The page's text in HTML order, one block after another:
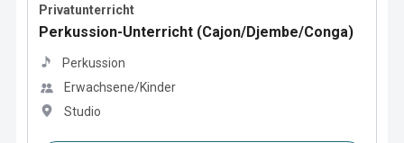
Privatunterricht
Perkussion-Unterricht (Cajon/Djembe/Conga)
Perkussion
Erwachsene/Kinder
Studio